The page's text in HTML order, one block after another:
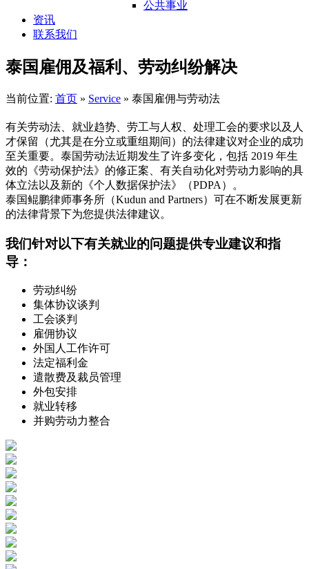
公共事业
资讯
联系我们
泰国雇佣及福利、劳动纠纷解决
当前位置: 首页 » Service » 泰国雇佣与劳动法
有关劳动法、就业趋势、劳工与人权、处理工会的要求以及人
才保留（尤其是在分立或重组期间）的法律建议对企业的成功
至关重要。泰国劳动法近期发生了许多变化，包括 2019 年生
效的《劳动保护法》的修正案、有关自动化对劳动力影响的具
体立法以及新的《个人数据保护法》（PDPA）。
泰国鲲鹏律师事务所（Kudun and Partners）可在不断发展更新
的法律背景下为您提供法律建议。
我们针对以下有关就业的问题提供专业建议和指
导：
劳动纠纷
集体协议谈判
工会谈判
雇佣协议
外国人工作许可
法定福利金
遣散费及裁员管理
外包安排
就业转移
并购劳动力整合